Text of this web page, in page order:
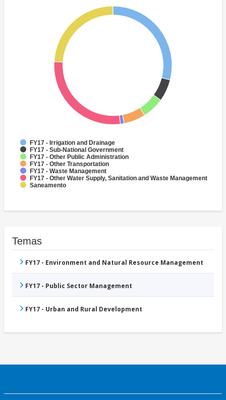
FY17 - Irrigation and Drainage
FY17 - Sub-National Government
FY17 - Other Public Administration
FY17 - Other Transportation
FY17 - Waste Management
FY17 - Other Water Supply, Sanitation and Waste Management
Saneamento
Temas
FY17 - Environment and Natural Resource Management
FY17 - Public Sector Management
FY17 - Urban and Rural Development